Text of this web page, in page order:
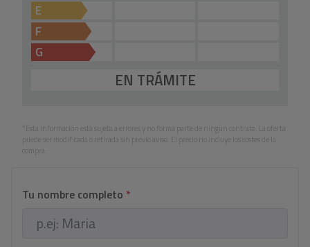
E
F
G
EN TRÁMITE
*Esta información está sujeta a errores y no forma parte de ningún contrato. La oferta
puede ser modificada o retirada sin previo aviso. El precio no incluye los costes de la
compra.
Tu nombre completo *